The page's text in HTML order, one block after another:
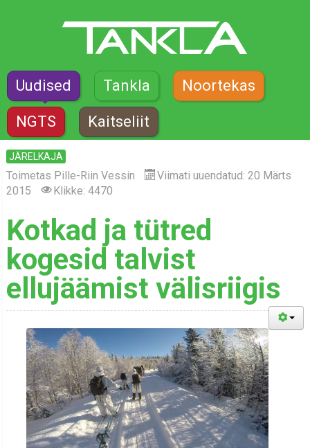
Uudised Tankla Noortekas
NGTS Kaitseliit
JÄRELKAJA
Toimetas Pille-Riin Vessin
Viimati uuendatud: 20 Märts
2015
Klikke: 4470
Kotkad ja tütred
kogesid talvist
ellujäämist välisriigis